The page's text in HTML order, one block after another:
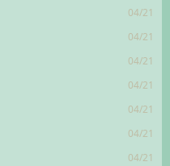
04/21
04/21
04/21
04/21
04/21
04/21
04/21